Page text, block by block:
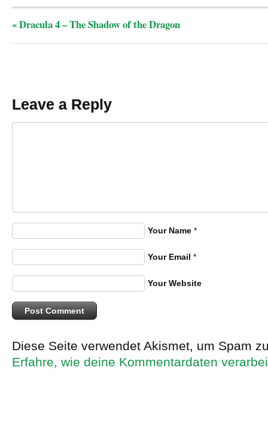
«Dracula 4 – The Shadow of the Dragon
Leave a Reply
Your Name *
Your Email *
Your Website
Diese Seite verwendet Akismet, um Spam
Erfahre, wie deine Kommentardaten